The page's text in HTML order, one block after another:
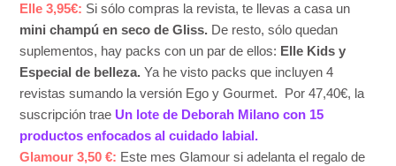
Elle 3,95€: Si sólo compras la revista, te llevas a casa un
mini champú en seco de Gliss. De resto, sólo quedan
suplementos, hay packs con un par de ellos: Elle Kids y
Especial de belleza. Ya he visto packs que incluyen 4
revistas sumando la versión Ego y Gourmet. Por 47,40€, la
suscripción trae Un lote de Deborah Milano con 15
productos enfocados al cuidado labial.
Glamour 3,50 €: Este mes Glamour si adelanta el regalo de